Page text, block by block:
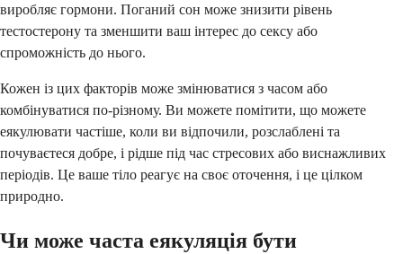
виробляє гормони. Поганий сон може знизити рівень
тестостерону та зменшити ваш інтерес до сексу або
спроможність до нього.
Кожен із цих факторів може змінюватися з часом або
комбінуватися по-різному. Ви можете помітити, що можете
еякулювати частіше, коли ви відпочили, розслаблені та
почуваєтеся добре, і рідше під час стресових або виснажливих
періодів. Це ваше тіло реагує на своє оточення, і це цілком
природно.
Чи може часта еякуляція бути